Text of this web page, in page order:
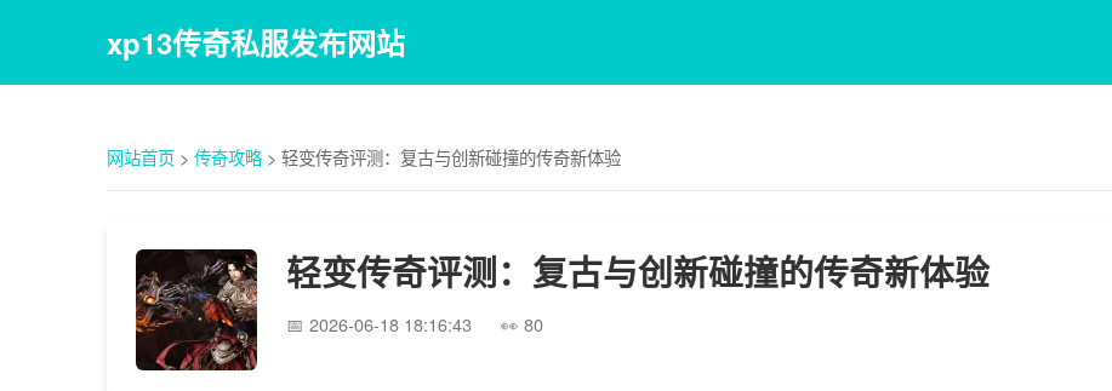
xp13传奇私服发布网站
网站首页 > 传奇攻略 > 轻变传奇评测：复古与创新碰撞的传奇新体验
轻变传奇评测：复古与创新碰撞的传奇新体验
2026-06-18 18:16:43 80